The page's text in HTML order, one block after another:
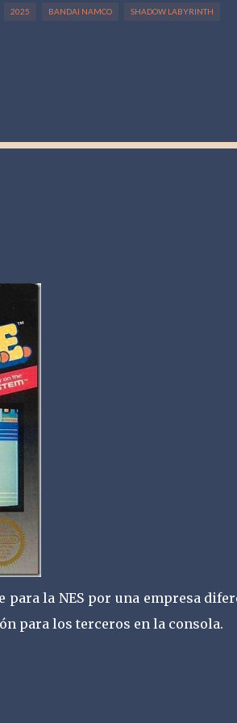
2025 BANDAI NAMCO SHADOW LABYRINTH
la NES por una empresa
para los terceros en la consola.